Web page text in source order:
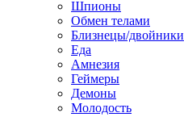
Шпионы
Обмен телами
Близнецы/двойники
Еда
Амнезия
Геймеры
Демоны
Молодость